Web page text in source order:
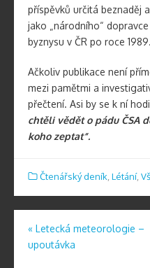
příspěvků určitá beznaděj
jako „národního“
byznysu v ČR po roce 1989.
Ačkoliv publikace není
mezi pamětmi a
přečtení. Asi by se k ní
chtěli vědět o pádu ČSA
koho zeptat“.
Čtenářský deník Létání,
Navigace
pro
« Letecká meteorologie –
upoutávka